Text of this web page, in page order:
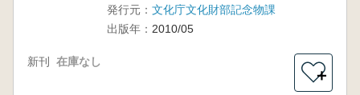
発行元： 文化庁文化財部記念物課
出版年： 2010/05
新刊 在庫なし
＋